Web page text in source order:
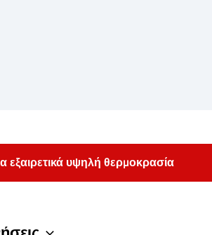
εξαιρετικά υψηλή θερμοκρασία